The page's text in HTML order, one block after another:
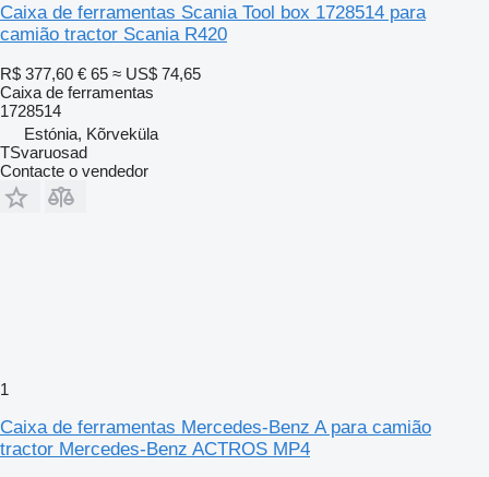
Caixa de ferramentas Scania Tool box 1728514 para
camião tractor Scania R420
R$ 377,60 € 65 ≈ US$ 74,65
Caixa de ferramentas
1728514
Estónia, Kõrveküla
TSvaruosad
Contacte o vendedor
1
Caixa de ferramentas Mercedes-Benz A para camião
tractor Mercedes-Benz ACTROS MP4